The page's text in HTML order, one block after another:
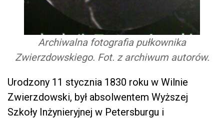
Archiwalna fotografia pułkownika
Zwierzdowskiego. Fot. z archiwum autorów.
Urodzony 11 stycznia 1830 roku w Wilnie
Zwierzdowski, był absolwentem Wyższej
Szkoły Inżynieryjnej w Petersburgu i